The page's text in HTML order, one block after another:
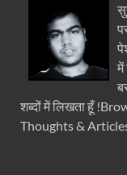
में
शब्दों में लिखता हूँ
Thoughts &